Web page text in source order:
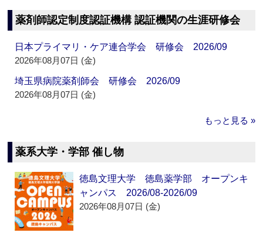
薬剤師認定制度認証機構 認証機関の生涯研修会
日本プライマリ・ケア連合学会 研修会 2026/09
2026年08月07日 (金)
埼玉県病院薬剤師会 研修会 2026/09
2026年08月07日 (金)
もっと見る »
薬系大学・学部 催し物
徳島文理大学 徳島薬学部 オープンキ
ャンパス 2026/08-2026/09
2026年08月07日 (金)